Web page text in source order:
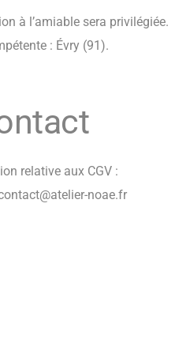
à l’amiable sera privilégiée.
: Évry (91).
relative aux CGV :
noae.fr